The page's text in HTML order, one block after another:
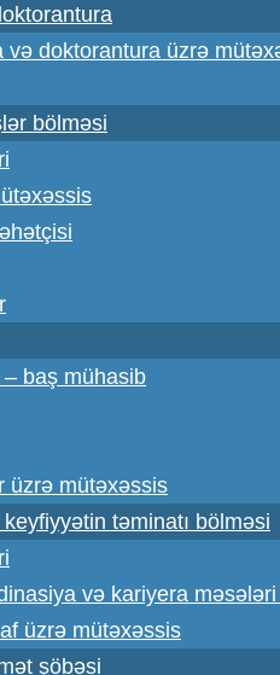
və doktorantura üzrə
bölməsi
baş mühasib
üzrə mütəxəssis
təminatı bölməsi
və kariyera
üzrə mütəxəssis
şöbəsi